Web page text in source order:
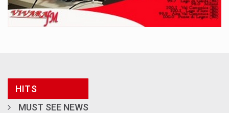
HITS
MUST SEE NEWS